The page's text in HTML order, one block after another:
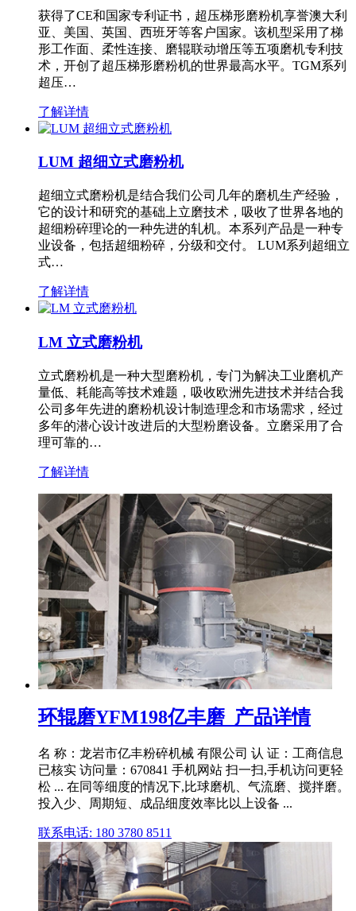
获得了CE和国家专利证书，超压梯形磨粉机享誉澳大利
亚、美国、英国、西班牙等客户国家。该机型采用了梯
形工作面、柔性连接、磨辊联动增压等五项磨机专利技
术，开创了超压梯形磨粉机的世界最高水平。TGM系列
超压…
了解详情
LUM 超细立式磨粉机
超细立式磨粉机是结合我们公司几年的磨机生产经验，
它的设计和研究的基础上立磨技术，吸收了世界各地的
超细粉碎理论的一种先进的轧机。本系列产品是一种专
业设备，包括超细粉碎，分级和交付。 LUM系列超细立
式…
了解详情
LM 立式磨粉机
立式磨粉机是一种大型磨粉机，专门为解决工业磨机产
量低、耗能高等技术难题，吸收欧洲先进技术并结合我
公司多年先进的磨粉机设计制造理念和市场需求，经过
多年的潜心设计改进后的大型粉磨设备。立磨采用了合
理可靠的…
了解详情
环辊磨YFM198亿丰磨_产品详情
名 称：龙岩市亿丰粉碎机械 有限公司 认 证：工商信息
已核实 访问量：670841 手机网站 扫一扫,手机访问更轻
松 ... 在同等细度的情况下,比球磨机、气流磨、搅拌磨。
投入少、周期短、成品细度效率比以上设备 ...
联系电话: 180 3780 8511